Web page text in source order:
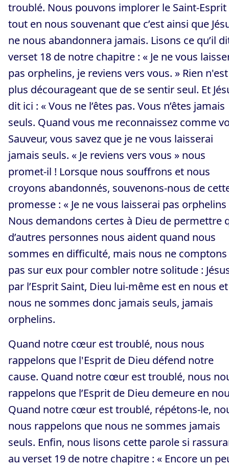
troublé. Nous pouvons implorer le Saint-Esprit
tout en nous souvenant que c’est ainsi que
ne nous abandonnera jamais. Lisons ce qu’il
verset 18 de notre chapitre : « Je ne vous
pas orphelins, je reviens vers vous. » Rien n'est
plus décourageant que de se sentir seul. Et
dit ici : « Vous ne l’êtes pas. Vous n’êtes jamais
seuls. Quand vous me reconnaissez comme
Sauveur, vous savez que je ne vous laisserai
jamais seuls. « Je reviens vers vous » nous
promet-il ! Lorsque nous souffrons et nous
croyons abandonnés, souvenons-nous de
promesse : « Je ne vous laisserai pas orphelins
Nous demandons certes à Dieu de permettre
d’autres personnes nous aident quand nous
sommes en difficulté, mais nous ne comptons
pas sur eux pour combler notre solitude :
par l’Esprit Saint, Dieu lui-même est en nous et
nous ne sommes donc jamais seuls, jamais
orphelins.
Quand notre cœur est troublé, nous nous
rappelons que l'Esprit de Dieu défend notre
cause. Quand notre cœur est troublé, nous
rappelons que l’Esprit de Dieu demeure en
Quand notre cœur est troublé, répétons-le,
nous rappelons que nous ne sommes jamais
seuls. Enfin, nous lisons cette parole si
au verset 19 de notre chapitre : « Encore un